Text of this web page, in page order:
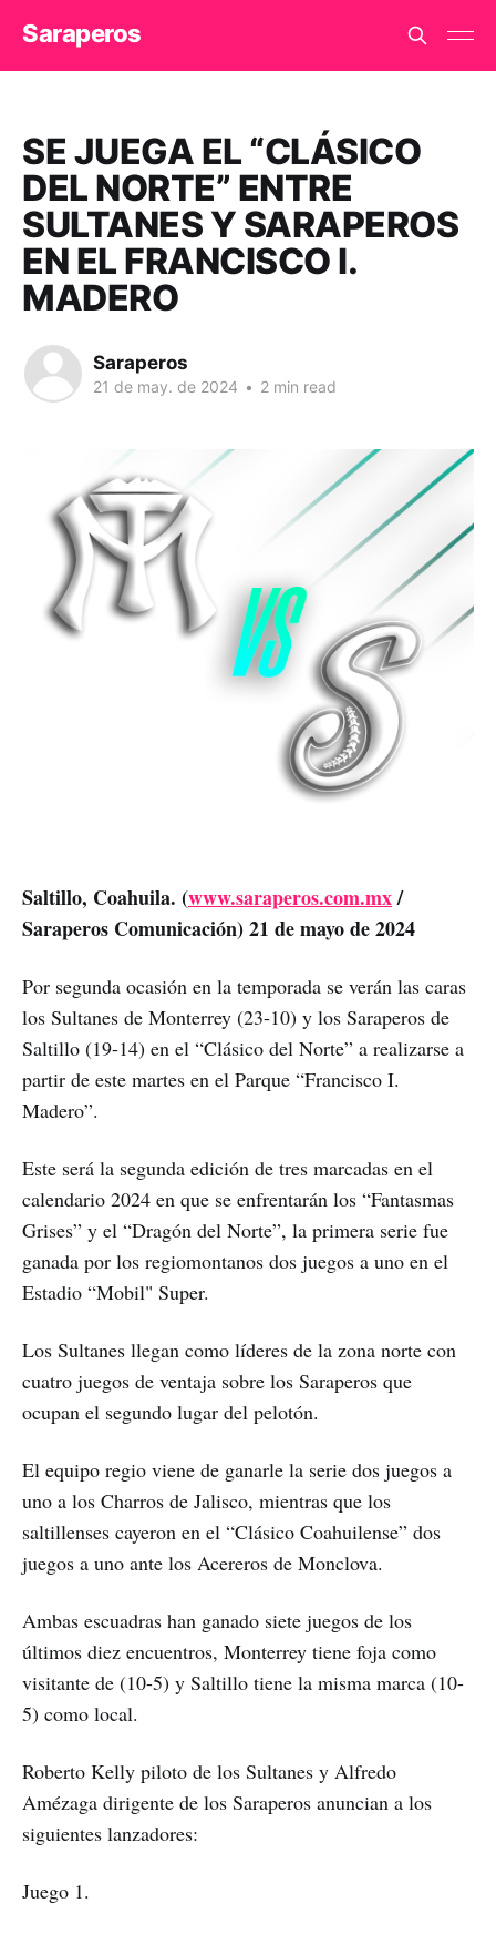
Saraperos
SE JUEGA EL “CLÁSICO
DEL NORTE” ENTRE
SULTANES Y SARAPEROS
EN EL FRANCISCO I.
MADERO
Saraperos
21 de may. de 2024 • 2 min read
Saltillo, Coahuila. (www.saraperos.com.mx/
Saraperos Comunicación) 21 de mayo de 2024
Por segunda ocasión en la temporada se verán las caras
los Sultanes de Monterrey (23-10) y los Saraperos de
Saltillo (19-14) en el “Clásico del Norte” a realizarse a
partir de este martes en el Parque “Francisco I.
Madero”.
Este será la segunda edición de tres marcadas en el
calendario 2024 en que se enfrentarán los “Fantasmas
Grises” y el “Dragón del Norte”, la primera serie fue
ganada por los regiomontanos dos juegos a uno en el
Estadio “Mobil" Super.
Los Sultanes llegan como líderes de la zona norte con
cuatro juegos de ventaja sobre los Saraperos que
ocupan el segundo lugar del pelotón.
El equipo regio viene de ganarle la serie dos juegos a
uno a los Charros de Jalisco, mientras que los
saltillenses cayeron en el “Clásico Coahuilense” dos
juegos a uno ante los Acereros de Monclova.
Ambas escuadras han ganado siete juegos de los
últimos diez encuentros, Monterrey tiene foja como
visitante de (10-5) y Saltillo tiene la misma marca (10-
5) como local.
Roberto Kelly piloto de los Sultanes y Alfredo
Amézaga dirigente de los Saraperos anuncian a los
siguientes lanzadores:
Juego 1.